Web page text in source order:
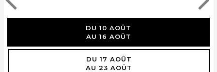
DU 10 AOÛT
AU 16 AOÛT
DU 17 AOÛT
AU 23 AOÛT